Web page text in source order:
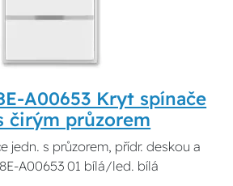
A00653 Kryt spínače
čirým průzorem
jedn. s průzorem, přídr. deskou a
A00653 01 bílá/led. bílá